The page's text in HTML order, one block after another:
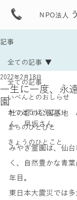
NPO法人
記事
全ての記事
いべんとのおしらせ
かつどうほうこく
まちのひとびと
きょうのひとこと
全ての記事
一生に一度、永
園
2022年2月18日
杜の都の公園墓地
ん　早坂さん
みやぎ霊園は、仙
く、自然豊かな青
年目。
東日本大震災では